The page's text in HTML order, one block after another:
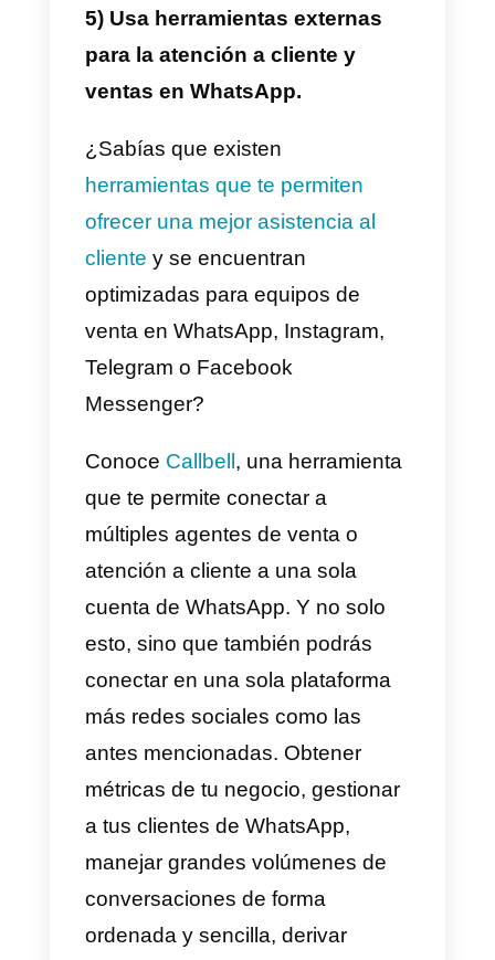
se debe exclusivamente a que
WhatsApp Business permite a
clientes ver uncatálogo de
producto con información
detallada sobre los productos o
servicios de una empresa.
Además, también ofrece da la
posibilidad de comprar
directamente desde la app.
información detallada de la
compañía como por ejemplo;
horario, departamentos, rubros,
enlaces, números de contacto,
etc.
3) Potencia tu negocio en
WhatsApp a través de otras
redes sociales.
¿Tienes otras redes sociales
además de WhatsApp?